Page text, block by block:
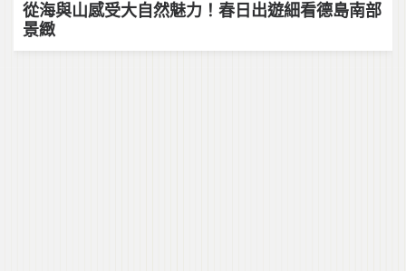
從海與山感受大自然魅力！春日出遊細看德島南部
景緻